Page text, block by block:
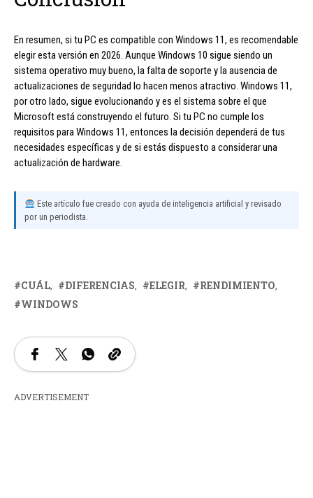
En resumen, si tu PC es compatible con Windows 11, es recomendable
elegir esta versión en 2026. Aunque Windows 10 sigue siendo un
sistema operativo muy bueno, la falta de soporte y la ausencia de
actualizaciones de seguridad lo hacen menos atractivo. Windows 11,
por otro lado, sigue evolucionando y es el sistema sobre el que
Microsoft está construyendo el futuro. Si tu PC no cumple los
requisitos para Windows 11, entonces la decisión dependerá de tus
necesidades específicas y de si estás dispuesto a considerar una
actualización de hardware.
Este artículo fue creado con ayuda de inteligencia artificial y revisado
por un periodista.
CUÁL DIFERENCIAS ELEGIR
RENDIMIENTO
WINDOWS
ADVERTISEMENT